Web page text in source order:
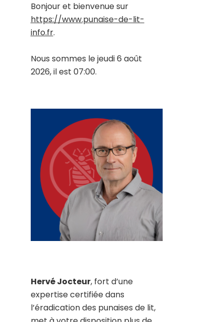
Bonjour et bienvenue sur
https://www.punaise-de-lit-
info.fr.
Nous sommes le jeudi 6 août
2026, il est 07:00.
Hervé Jocteur, fort d’une
expertise certifiée dans
l’éradication des punaises de lit,